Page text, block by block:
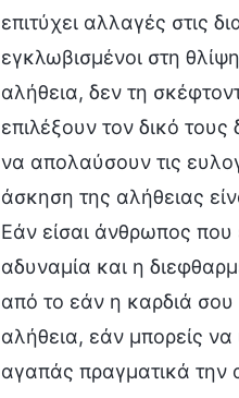
επιτύχει αλλαγές στις
εγκλωβισμένοι στη
αλήθεια, δεν τη
επιλέξουν τον δικό
να απολαύσουν τις
άσκηση της αλήθειας
Εάν είσαι άνθρωπος που
αδυναμία και η
από το εάν η καρδιά σου
αλήθεια, εάν μπορείς
αγαπάς πραγματικά την